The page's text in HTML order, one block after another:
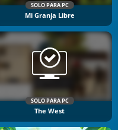
SOLO PARA PC
Mi Granja Libre
SOLO PARA PC
The West